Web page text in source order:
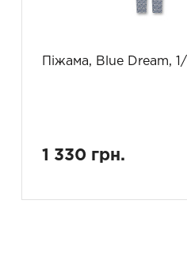
Піжама, Blue Dream, 1/1
1 330 грн.